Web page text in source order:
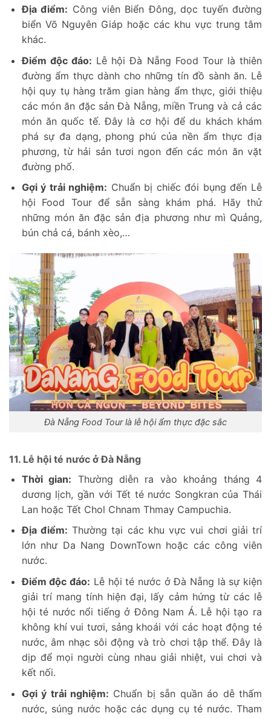
Địa điểm: Công viên Biển Đông, dọc tuyến đường
biển Võ Nguyên Giáp hoặc các khu vực trung tâm
khác.
Điểm độc đáo: Lễ hội Đà Nẵng Food Tour là thiên
đường ẩm thực dành cho những tín đồ sành ăn. Lễ
hội quy tụ hàng trăm gian hàng ẩm thực, giới thiệu
các món ăn đặc sản Đà Nẵng, miền Trung và cả các
món ăn quốc tế. Đây là cơ hội để du khách khám
phá sự đa dạng, phong phú của nền ẩm thực địa
phương, từ hải sản tươi ngon đến các món ăn vặt
đường phố.
Gợi ý trải nghiệm: Chuẩn bị chiếc đói bụng đến Lễ
hội Food Tour để sẵn sàng khám phá. Hãy thử
những món ăn đặc sản địa phương như mì Quảng,
bún chả cá, bánh xèo,…
Đà Nẵng Food Tour là lễ hội ẩm thực đặc sắc
11. Lễ hội té nước ở Đà Nẵng
Thời gian: Thường diễn ra vào khoảng tháng 4
dương lịch, gần với Tết té nước Songkran của Thái
Lan hoặc Tết Chol Chnam Thmay Campuchia.
Địa điểm: Thường tại các khu vực vui chơi giải trí
lớn như Da Nang DownTown hoặc các công viên
nước.
Điểm độc đáo: Lễ hội té nước ở Đà Nẵng là sự kiện
giải trí mang tính hiện đại, lấy cảm hứng từ các lễ
hội té nước nổi tiếng ở Đông Nam Á. Lễ hội tạo ra
không khí vui tươi, sảng khoái với các hoạt động té
nước, âm nhạc sôi động và trò chơi tập thể. Đây là
dịp để mọi người cùng nhau giải nhiệt, vui chơi và
kết nối.
Gợi ý trải nghiệm: Chuẩn bị sẵn quần áo dễ thấm
nước, súng nước hoặc các dụng cụ té nước. Tham